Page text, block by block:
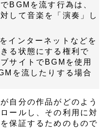
BGMを流す行為は、
して音楽を「演奏」し
インターネットなどを
る状態にする権利で
サイトでBGMを使用
を流したりする場合
自分の作品がどのよう
ールし、その利用に対
保証するためのもので